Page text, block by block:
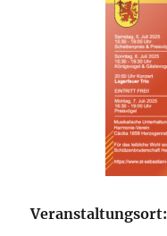
Veranstaltungsort: